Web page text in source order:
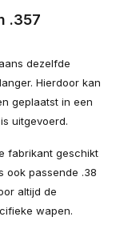
.357
dezelfde
Hierdoor kan
geplaatst in een
uitgevoerd.
fabrikant geschikt
ook passende .38
altijd de
wapen.